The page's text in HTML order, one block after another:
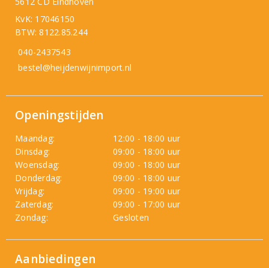
KvK: 17046150
BTW: 8122.85.244
040-2437543
bestel@heijdenwijnimport.nl
Openingstijden
Maandag:
12:00 - 18:00 uur
Dinsdag:
09:00 - 18:00 uur
Woensdag:
09:00 - 18:00 uur
Donderdag:
09:00 - 18:00 uur
Vrijdag:
09:00 - 19:00 uur
Zaterdag:
09:00 - 17:00 uur
Zondag:
Gesloten
Aanbiedingen